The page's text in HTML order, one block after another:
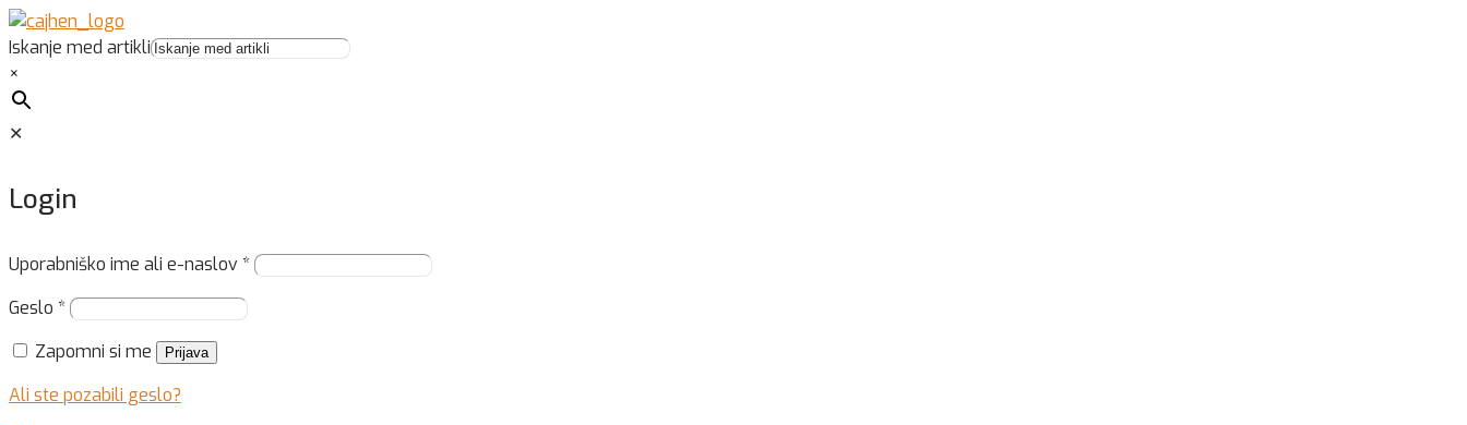
Iskanje med artikli
×
✕
Login
Uporabniško ime ali e-naslov *
Geslo *
Zapomni si me
Prijava
Ali ste pozabili geslo?